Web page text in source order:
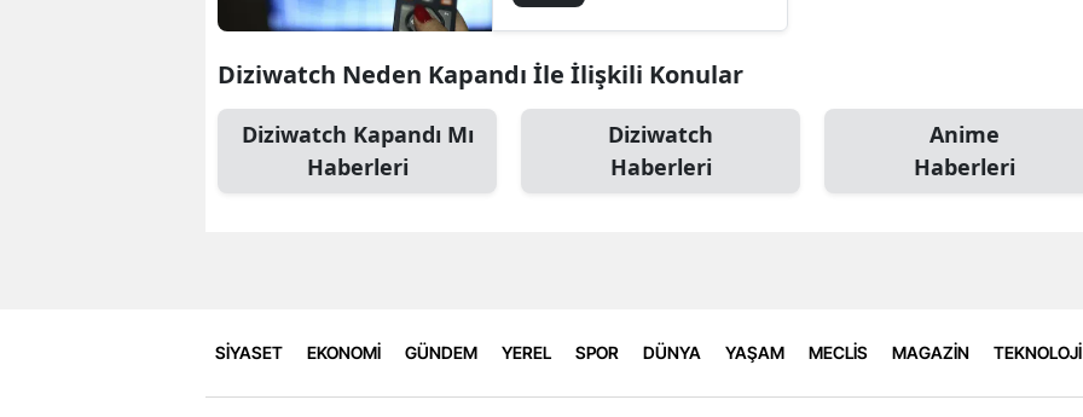
Diziwatch Neden Kapandı İle İlişkili Konular
Diziwatch Kapandı Mı
Haberleri
Diziwatch
Haberleri
Anime
Haberleri
SİYASET EKONOMİ GÜNDEM YEREL SPOR DÜNYA YAŞAM MECLİS MAGAZİN TEKNOLOJİ